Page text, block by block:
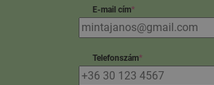
E-mail cím*
Telefonszám*